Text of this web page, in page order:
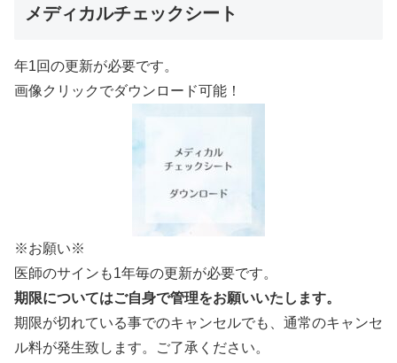
メディカルチェックシート
年1回の更新が必要です。
画像クリックでダウンロード可能！
※お願い※
医師のサインも1年毎の更新が必要です。
期限についてはご自身で管理をお願いいたします。
期限が切れている事でのキャンセルでも、通常のキャンセ
ル料が発生致します。ご了承ください。